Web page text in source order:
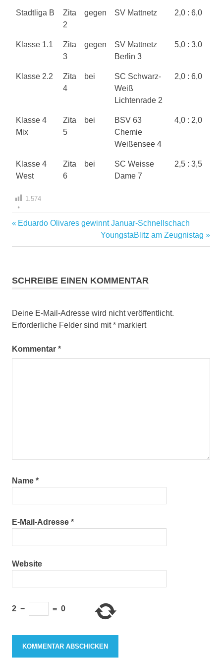
Stadtliga B
Zita
2
gegen SV Mattnetz 2,0 : 6,0
Klasse 1.1
Zita
3
gegen
SV Mattnetz
Berlin 3
5,0 : 3,0
Klasse 2.2
Zita
4
bei
SC Schwarz-
Weiß
Lichtenrade 2
2,0 : 6,0
Klasse 4
Mix
Zita
5
bei
BSV 63
Chemie
Weißensee 4
4,0 : 2,0
Klasse 4
West
Zita
6
bei
SC Weisse
Dame 7
2,5 : 3,5
1.574
Beitragsnavigation
Vorheriger
Eduardo Olivares gewinnt Januar-Schnellschach
Nächster
Beitrag:
YoungstaBlitz am Zeugnistag
SCHREIBE EINEN KOMMENTAR
Deine E-Mail-Adresse wird nicht veröffentlicht.
Erforderliche Felder sind mit* markiert
Kommentar *
Name *
E-Mail-Adresse *
Website
2 − = 0